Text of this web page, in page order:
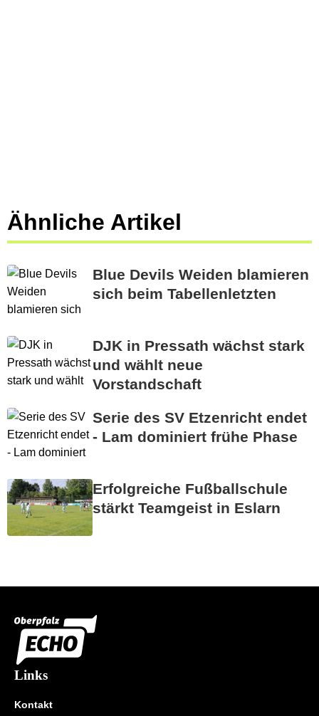
Ähnliche Artikel
Blue Devils Weiden blamieren
sich beim Tabellenletzten
DJK in Pressath wächst stark
und wählt neue
Vorstandschaft
Serie des SV Etzenricht endet
- Lam dominiert frühe Phase
Erfolgreiche Fußballschule
stärkt Teamgeist in Eslarn
Links
Kontakt